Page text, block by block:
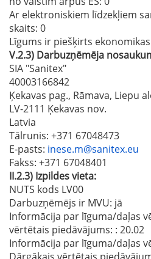
Ar elektroniskiem līdzekļiem
skaits: 0
Līgums ir piešķirts
V.2.3) Darbuzņēmēja
SIA "Sanitex"
40003166842
Ķekavas pag., Rāmava, Liepu
LV-2111 Ķekavas nov.
Latvia
Tālrunis: +371 67048473
E-pasts: inese.m@sanitex.eu
Fakss: +371 67048401
II.2.3) Izpildes vieta:
NUTS kods LV00
Darbuzņēmējs ir MVU: jā
Informācija par līguma/daļas
vērtētais piedāvājums: : 20.02
Informācija par līguma/daļas
Dārgākais vērtētais